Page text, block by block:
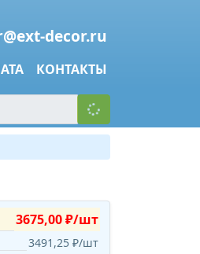
decor.ru
КОНТАКТЫ
3675,00 ₽/шт
3491,25 ₽/шт